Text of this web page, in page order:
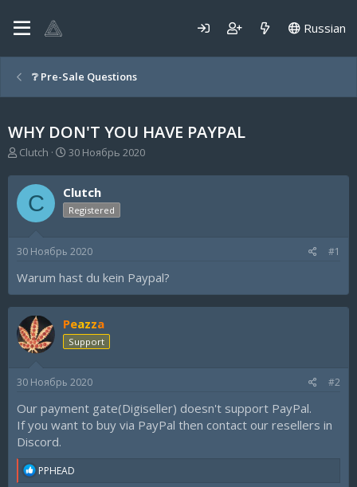
Russian
❔ Pre-Sale Questions
WHY DON'T YOU HAVE PAYPAL
А
т
о
р
т
м
Clutch
Д
т
а
н
а
а
30 Ноябрь 2020
C Clutch
Registered
30 Ноябрь 2020 #1
Warum hast du kein Paypal?
Peazza
Support
30 Ноябрь 2020 #2
Our payment gate(Digiseller) doesn't support PayPal.
If you want to buy via PayPal then contact our resellers in
Discord.
R
PPHEAD